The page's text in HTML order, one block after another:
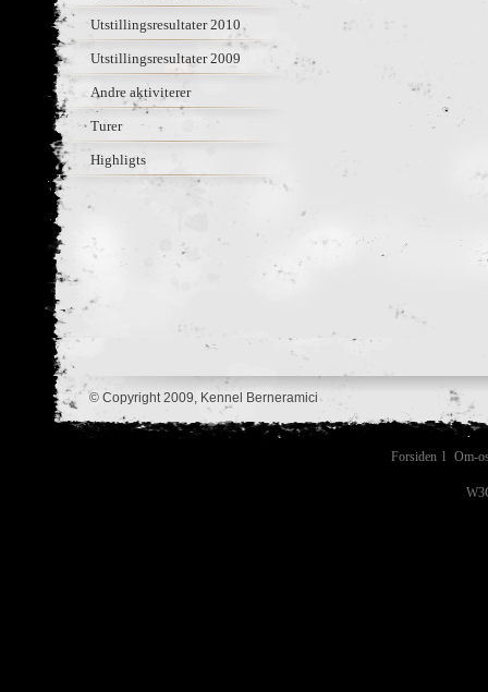
Utstillingsresultater 2010
Utstillingsresultater 2009
Andre aktiviterer
Turer
Highligts
© Copyright 2009, Kennel Berneramici
Forsiden l Om-